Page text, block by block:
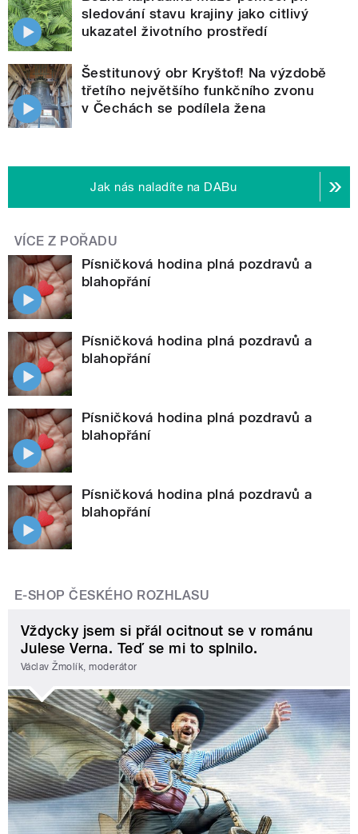
sledování stavu krajiny jako citlivý
ukazatel životního prostředí
Šestitunový obr Kryštof! Na výzdobě
třetího největšího funkčního zvonu
v Čechách se podílela žena
Jak nás naladíte na DABu
VÍCE Z POŘADU
Písničková hodina plná pozdravů a
blahopřání
Písničková hodina plná pozdravů a
blahopřání
Písničková hodina plná pozdravů a
blahopřání
Písničková hodina plná pozdravů a
blahopřání
E-SHOP ČESKÉHO ROZHLASU
Vždycky jsem si přál ocitnout se v románu
Julese Verna. Teď se mi to splnilo.
Václav Žmolík, moderátor